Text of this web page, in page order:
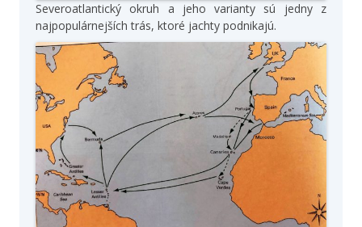
Severoatlantický okruh a jeho varianty sú jedny z
najpopulárnejších trás, ktoré jachty podnikajú.